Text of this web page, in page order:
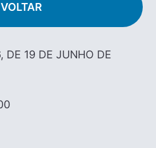
VOLTAR
DE 19 DE JUNHO DE